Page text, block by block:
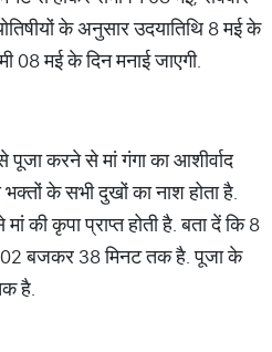
के अनुसार उदयातिथि 8 मई के
08 मई के दिन मनाई जाएगी.
पूजा करने से मां गंगा का आशीर्वाद
के सभी दुखों का नाश होता है.
की कृपा प्राप्त होती है. बता दें कि 8
02 बजकर 38 मिनट तक है. पूजा के
है.